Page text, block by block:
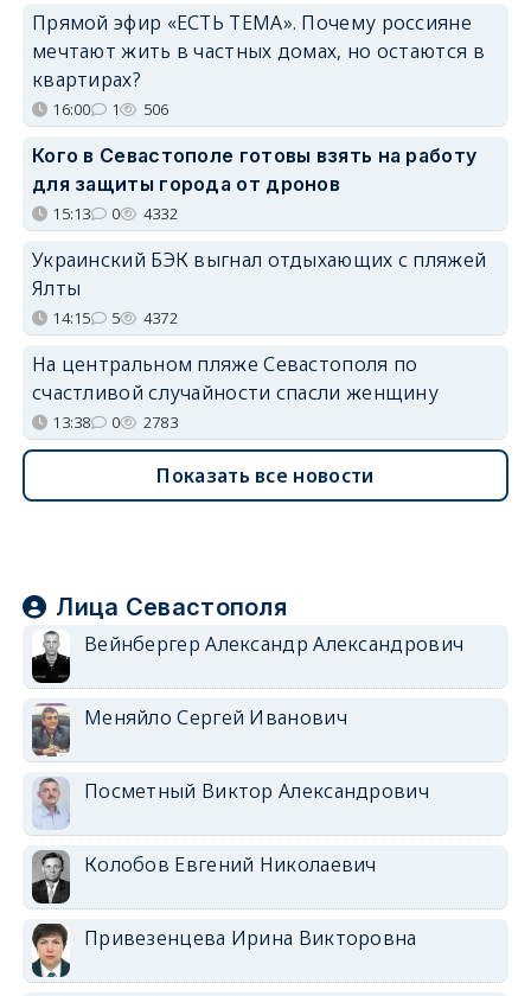
Прямой эфир «ЕСТЬ ТЕМА». Почему россияне
мечтают жить в частных домах, но остаются в
квартирах?
16:00 1 506
Кого в Севастополе готовы взять на работу
для защиты города от дронов
15:13 0 4332
Украинский БЭК выгнал отдыхающих с пляжей
Ялты
14:15 5 4372
На центральном пляже Севастополя по
счастливой случайности спасли женщину
13:38 0 2783
Показать все новости
Лица Севастополя
Вейнбергер Александр Александрович
Меняйло Сергей Иванович
Посметный Виктор Александрович
Колобов Евгений Николаевич
Привезенцева Ирина Викторовна